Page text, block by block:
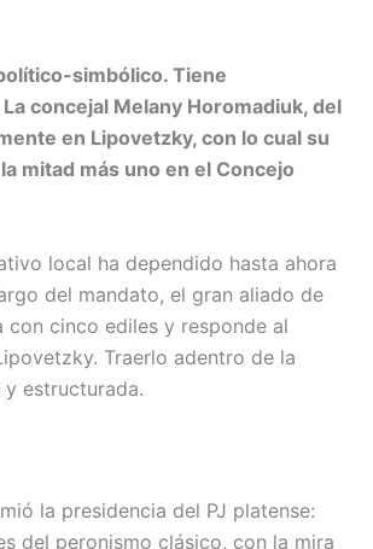
simbólico. Tiene
concejal Melany Horomadiuk, del
en Lipovetzky, con lo cual su
mitad más uno en el Concejo
local ha dependido hasta ahora
del mandato, el gran aliado de
con cinco ediles y responde al
Traerlo adentro de la
estructurada.
la presidencia del PJ platense:
del peronismo clásico, con la mira